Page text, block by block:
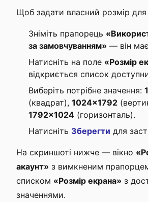
Щоб задати власний розмір для
Зніміть прапорець
за замовчуванням» — він
Натисніть на поле «Розмір
відкриється список
Виберіть потрібне значення:
(квадрат), 1024×1792
1792×1024 (горизонталь).
Натисніть Зберегти для
На скриншоті нижче — вікно
акаунт» з вимкненим
списком «Розмір екрана» з
значеннями.